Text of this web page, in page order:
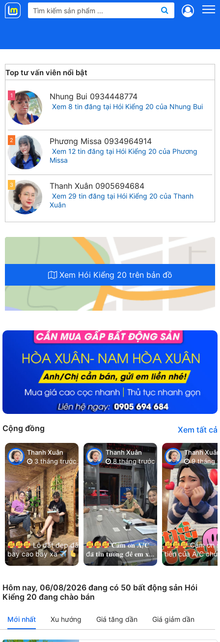
Landmap
Top tư vấn viên nổi bật
1 Nhung Bui 0934448774
Xem 8 tin đăng tại Hói Kiểng 20 của Nhung Bui
2 Phương Missa 0934964914
Xem 12 tin đăng tại Hói Kiểng 20 của Phương
Missa
3 Thanh Xuân 0905694684
Xem 29 tin đăng tại Hói Kiểng 20 của Thanh
Xuân
Xem Hói Kiểng 20 trên bản đồ
Cộng đồng Xem tất cả
Thanh Xuân
3 tháng trước
Lô đất đẹp đã
bay cao bay xa
Cảm ơn chị chủ đất
Thanh Xuân
8 tháng trước
𝐂𝐚̉𝐦 𝐨̛𝐧 𝐀/𝐂
đ𝐚̃ 𝐭𝐢𝐧 𝐭𝐮̛𝐨̛̉𝐧𝐠 đ𝐞̂̉ 𝐞𝐦 𝐱𝐮̛̉
𝐥𝐲́ 𝐡𝐞̂́𝐭 𝐦𝐨̣𝐢 𝐯𝐢𝐞̣̂𝐜!
Thanh Xuân
9 tháng
Cảm ơn
tiên của A/C chủ
và kết nối nhẹ
Hôm nay, 06/08/2026 đang có 50 bất động sản Hói
Kiểng 20 đang chào bán
Mới nhất Xu hướng Giá tăng dần Giá giảm dần